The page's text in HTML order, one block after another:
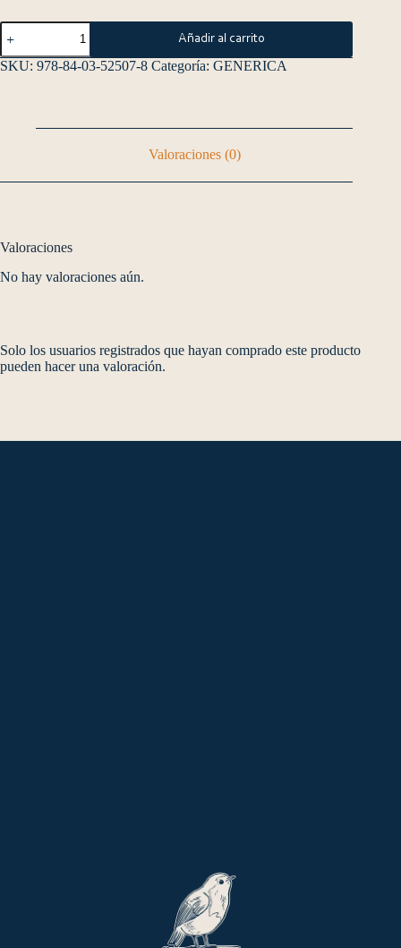
Añadir al carrito
SKU: 978-84-03-52507-8 Categoría: GENERICA
Valoraciones (0)
Valoraciones
No hay valoraciones aún.
Solo los usuarios registrados que hayan comprado este producto
pueden hacer una valoración.